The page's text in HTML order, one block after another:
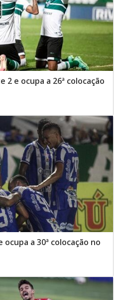
e ocupa a 26ª colocação
a 30ª colocação no